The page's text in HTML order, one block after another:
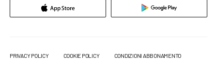
PRIVACY POLICY COOKIE POLICY CONDIZIONI ABBONAMENTO